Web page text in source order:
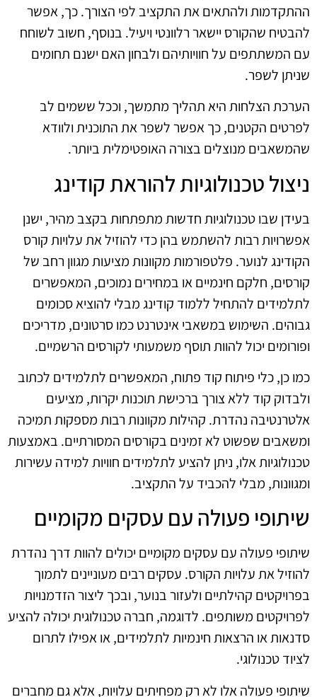
ההתקדמות ולהתאים את התקציב לפי הצורך. כך, אפשר
להבטיח שהקורס יישאר רלוונטי ויעיל. בנוסף, חשוב לשוחח
עם המשתתפים על חוויותיהם ולבחון האם ישנם תחומים
שניתן לשפר.
הערכת הצלחות היא תהליך מתמשך, וככל ששמים לב
לפרטים הקטנים, כך אפשר לשפר את התוכנית ולוודא
שהמשאבים מנוצלים בצורה האופטימלית ביותר.
ניצול טכנולוגיות להוראת קודינג
בעידן שבו טכנולוגיות חדשות מתפתחות בקצב מהיר, ישנן
אפשרויות רבות להשתמש בהן כדי להוזיל את עלויות קורס
הקודינג לנוער. פלטפורמות מקוונות מציעות מגוון רחב של
קורסים, חלקם חינמיים או במחירים נמוכים, המאפשרים
לתלמידים להתחיל ללמוד קודינג מבלי להוציא סכומים
גבוהים. השימוש במשאבי אינטרנט כמו סרטונים, מדריכים
ופורומים יכול להוות תוסף משמעותי לקורסים הרשמיים.
כמו כן, כלי פיתוח קוד פתוח, המאפשרים לתלמידים לכתוב
ולבדוק קוד ללא צורך ברכישת תוכנות יקרות, מציעים
אלטרנטיבה נהדרת. קהילות מקוונות רבות מספקות תמיכה
ומשאבים שפשוט לא זמינים בקורסים המסורתיים. באמצעות
טכנולוגיות אלו, ניתן להציע לתלמידים חוויות למידה עשירות
ומגוונות, מבלי להכביד על התקציב.
שיתופי פעולה עם עסקים מקומיים
שיתופי פעולה עם עסקים מקומיים יכולים להוות דרך נהדרת
להוזיל את עלויות הקורס. עסקים רבים מעוניינים לתמוך
בפרויקטים קהילתיים ולעזור בנוער, ובכך ליצור הזדמנויות
לפרויקטים משותפים. לדוגמה, חברה טכנולוגית יכולה להציע
סדנאות או הרצאות חינמיות לתלמידים, או אפילו לתרום
לציוד טכנולוגי.
שיתופי פעולה אלו לא רק מפחיתים עלויות, אלא גם מחברים